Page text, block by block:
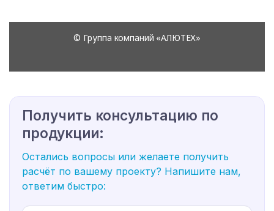
Получить консультацию по
продукции:
Остались вопросы или желаете получить
расчёт по вашему проекту? Напишите нам,
ответим быстро: